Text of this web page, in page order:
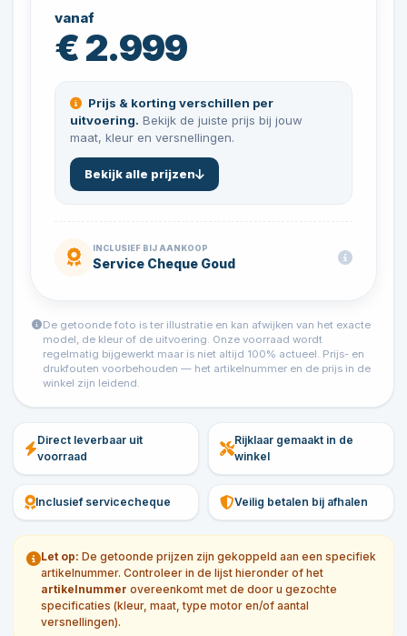
vanaf
€ 2.999
Prijs & korting verschillen per
uitvoering. Bekijk de juiste prijs bij jouw
maat, kleur en versnellingen.
Bekijk alle prijzen
INCLUSIEF BIJ AANKOOP
Service Cheque Goud
De getoonde foto is ter illustratie en kan afwijken van het exacte
model, de kleur of de uitvoering. Onze voorraad wordt
regelmatig bijgewerkt maar is niet altijd 100% actueel. Prijs- en
drukfouten voorbehouden — het artikelnummer en de prijs in de
winkel zijn leidend.
Direct leverbaar uit
voorraad
Rijklaar gemaakt in de
winkel
Inclusief servicecheque Veilig betalen bij afhalen
Let op: De getoonde prijzen zijn gekoppeld aan een specifiek
artikelnummer. Controleer in de lijst hieronder of het
artikelnummer overeenkomt met de door u gezochte
specificaties (kleur, maat, type motor en/of aantal
versnellingen).